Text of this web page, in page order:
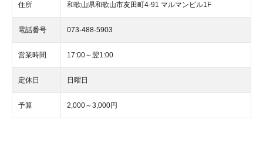
住所 和歌山県和歌山市友田町4-91 マルマンビル1F
電話番号 073-488-5903
営業時間 17:00～翌1:00
定休日 日曜日
予算 2,000～3,000円